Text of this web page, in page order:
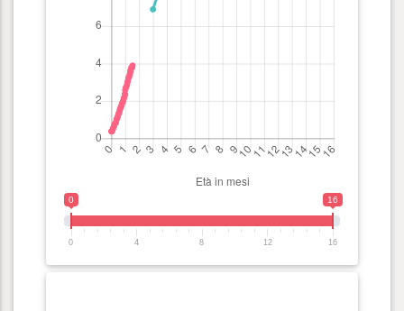
0 16
0 4 8 12 16